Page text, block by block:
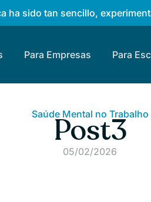
ha sido tan sencillo,
Para Empresas Para
Saúde Mental no Trabalho
Post3
05/02/2026